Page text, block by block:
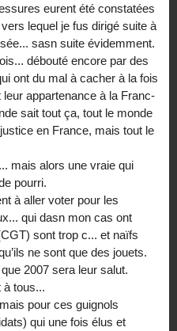
eurent été constatées
lequel je fus dirigé suite à
sasn suite évidemment.
débouté encore par des
ont du mal à cacher à la fois
appartenance à la Franc-
sait tout ça, tout le monde
en France, mais tout le
mais alors une vraie qui
pourri.
à aller voter pour les
qui dasn mon cas ont
sont trop c... et naïfs
ne sont que des jouets.
2007 sera leur salut.
à tous...
pour ces guignols
qui une fois élus et